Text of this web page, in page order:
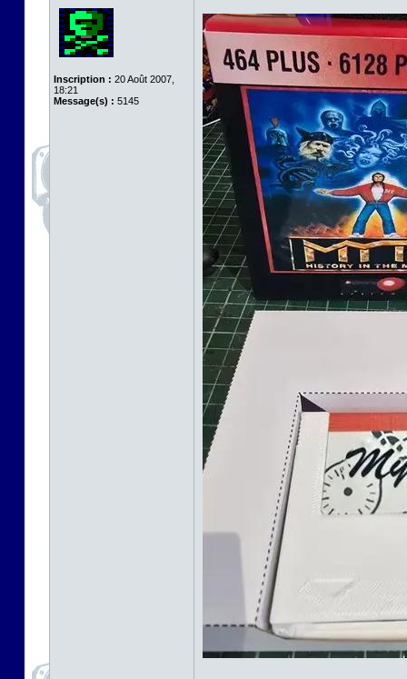
Inscription : 20 Août 2007,
18:21
Message(s) : 5145